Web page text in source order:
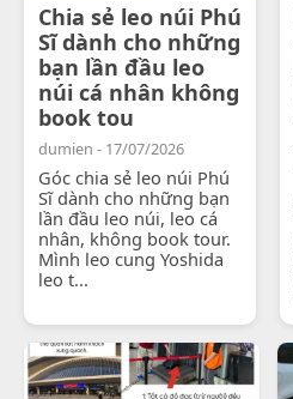
Chia sẻ leo núi Phú
Sĩ dành cho những
bạn lần đầu leo
núi cá nhân không
book tou
dumien - 17/07/2026
Góc chia sẻ leo núi Phú
Sĩ dành cho những bạn
lần đầu leo núi, leo cá
nhân, không book tour.
Mình leo cung Yoshida
leo t...